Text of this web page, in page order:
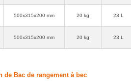
500x315x200 mm 20 kg 23 L
500x315x200 mm 20 kg 23 L
de Bac de rangement à bec